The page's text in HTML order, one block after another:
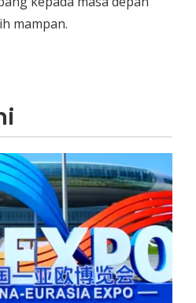
mampan.
Beca Elektrik lwn Basikal Beca Penumpang Elektrik untuk Pengangkutan Bandar